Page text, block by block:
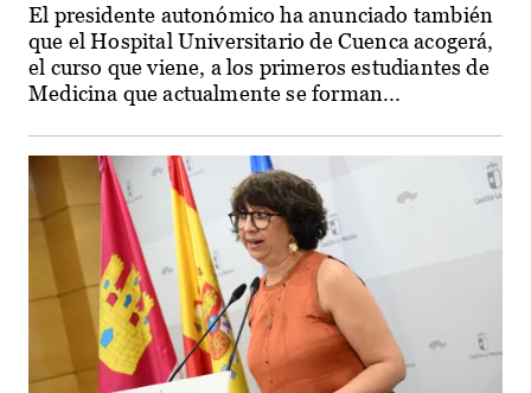
El presidente autonómico ha anunciado también
que el Hospital Universitario de Cuenca acogerá,
el curso que viene, a los primeros estudiantes de
Medicina que actualmente se forman...